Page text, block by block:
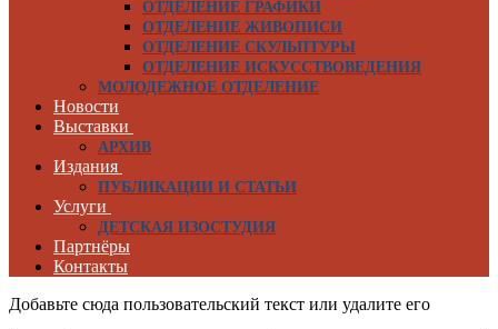
ОТДЕЛЕНИЕ ГРАФИКИ
ОТДЕЛЕНИЕ ЖИВОПИСИ
ОТДЕЛЕНИЕ СКУЛЬПТУРЫ
ОТДЕЛЕНИЕ ИСКУССТВОВЕДЕНИЯ
МОЛОДЕЖНОЕ ОТДЕЛЕНИЕ
Новости
Выставки
АРХИВ
Издания
ПУБЛИКАЦИИ И СТАТЬИ
Услуги
ДЕТСКАЯ ИЗОСТУДИЯ
Партнёры
Контакты
Добавьте сюда пользовательский текст или удалите его